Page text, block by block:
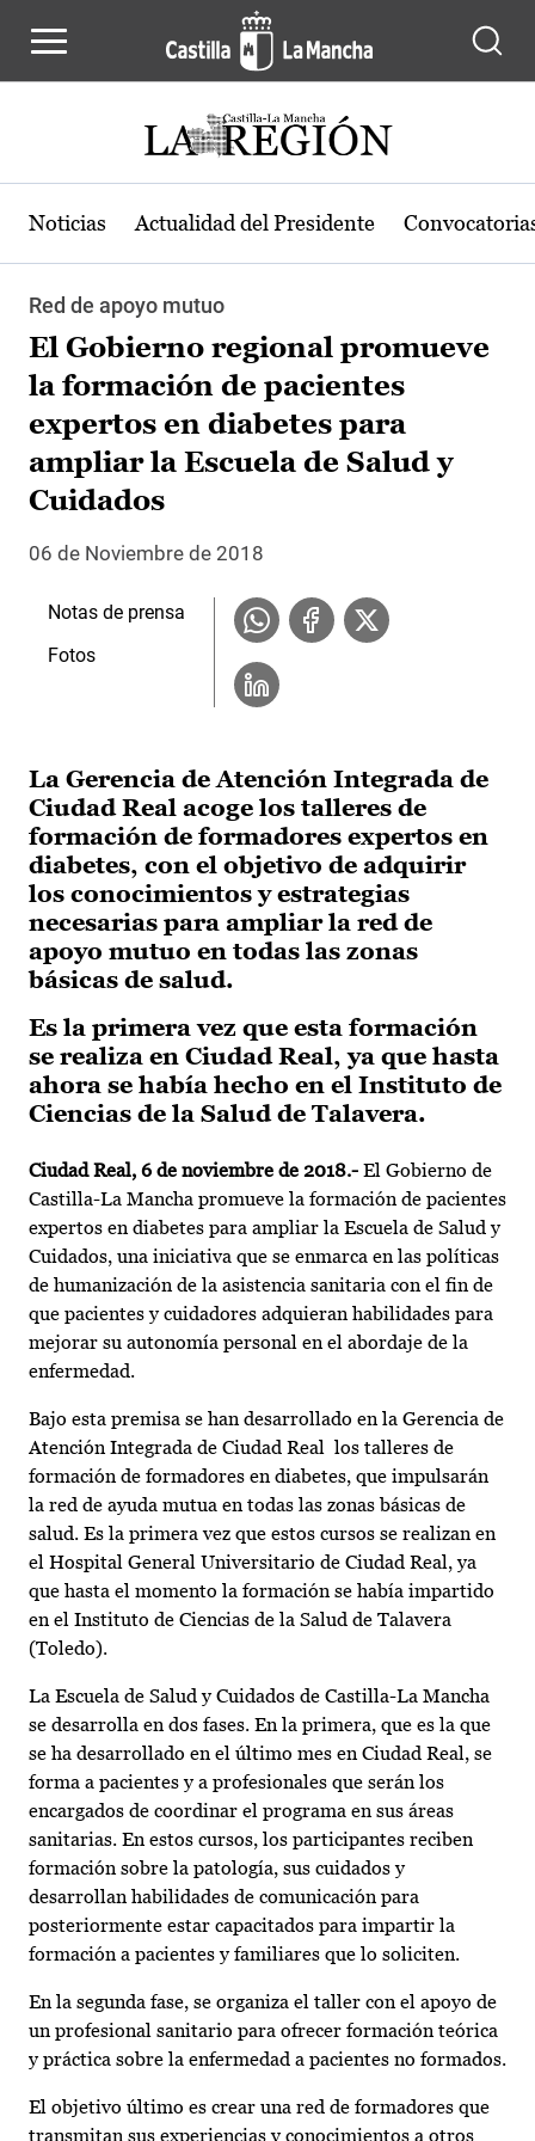
Noticias Actualidad del Presidente
Red de apoyo mutuo
El Gobierno regional promueve
la formación de pacientes
expertos en diabetes para
ampliar la Escuela de Salud y
Cuidados
06 de Noviembre de 2018
La Gerencia de Atención Integrada de
Ciudad Real acoge los talleres de
formación de formadores expertos en
diabetes, con el objetivo de adquirir
los conocimientos y estrategias
necesarias para ampliar la red de
apoyo mutuo en todas las zonas
básicas de salud.
Es la primera vez que esta formación
se realiza en Ciudad Real, ya que hasta
ahora se había hecho en el Instituto de
Ciencias de la Salud de Talavera.
Ciudad Real, 6 de noviembre de 2018.- El Gobierno de
Castilla-La Mancha promueve la formación de pacientes
expertos en diabetes para ampliar la Escuela de Salud y
Cuidados, una iniciativa que se enmarca en las políticas
de humanización de la asistencia sanitaria con el fin de
que pacientes y cuidadores adquieran habilidades para
mejorar su autonomía personal en el abordaje de la
enfermedad.
Bajo esta premisa se han desarrollado en la Gerencia de
Atención Integrada de Ciudad Real los talleres de
formación de formadores en diabetes, que impulsarán
la red de ayuda mutua en todas las zonas básicas de
salud. Es la primera vez que estos cursos se realizan en
el Hospital General Universitario de Ciudad Real, ya
que hasta el momento la formación se había impartido
en el Instituto de Ciencias de la Salud de Talavera
(Toledo).
La Escuela de Salud y Cuidados de Castilla-La Mancha
se desarrolla en dos fases. En la primera, que es la que
se ha desarrollado en el último mes en Ciudad Real, se
forma a pacientes y a profesionales que serán los
encargados de coordinar el programa en sus áreas
sanitarias. En estos cursos, los participantes reciben
formación sobre la patología, sus cuidados y
desarrollan habilidades de comunicación para
posteriormente estar capacitados para impartir la
formación a pacientes y familiares que lo soliciten.
En la segunda fase, se organiza el taller con el apoyo de
un profesional sanitario para ofrecer formación teórica
y práctica sobre la enfermedad a pacientes no formados.
El objetivo último es crear una red de formadores que
transmitan sus experiencias y conocimientos a otros
Notas de prensa
Fotos